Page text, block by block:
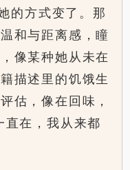
方式变了。那
和与距离感，瞳
像某种她从未在
描述里的饥饿生
估，像在回味，
在，我从来都